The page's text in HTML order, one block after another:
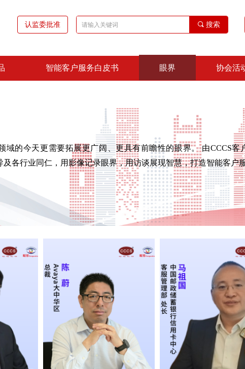
智能客户服务白皮书 眼界 协会活
认监委批准 끠 搜索
今天更需要拓展更广阔、更具有前瞻性的眼界。 由CCCS客
及各行业同仁，用影像记录眼界，用访谈展现智慧，打造智能客户